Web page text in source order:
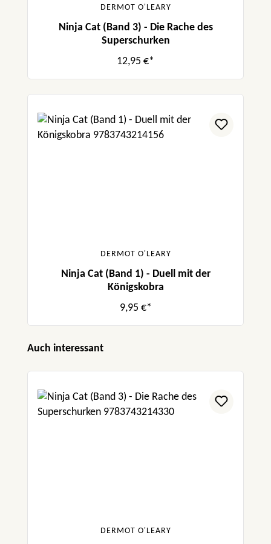
DERMOT O'LEARY
Ninja Cat (Band 3) - Die Rache des
Superschurken
12,95 €*
DERMOT O'LEARY
Ninja Cat (Band 1) - Duell mit der
Königskobra
9,95 €*
Produktgalerie überspringen
Auch interessant
DERMOT O'LEARY